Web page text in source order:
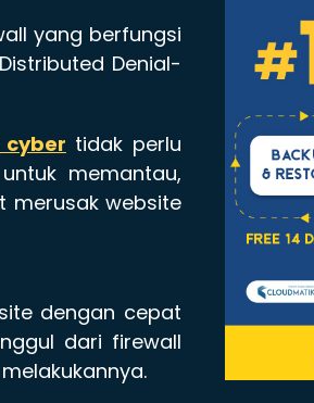
yang berfungsi
Denial-
tidak perlu
memantau,
merusak website
dengan cepat
dari firewall